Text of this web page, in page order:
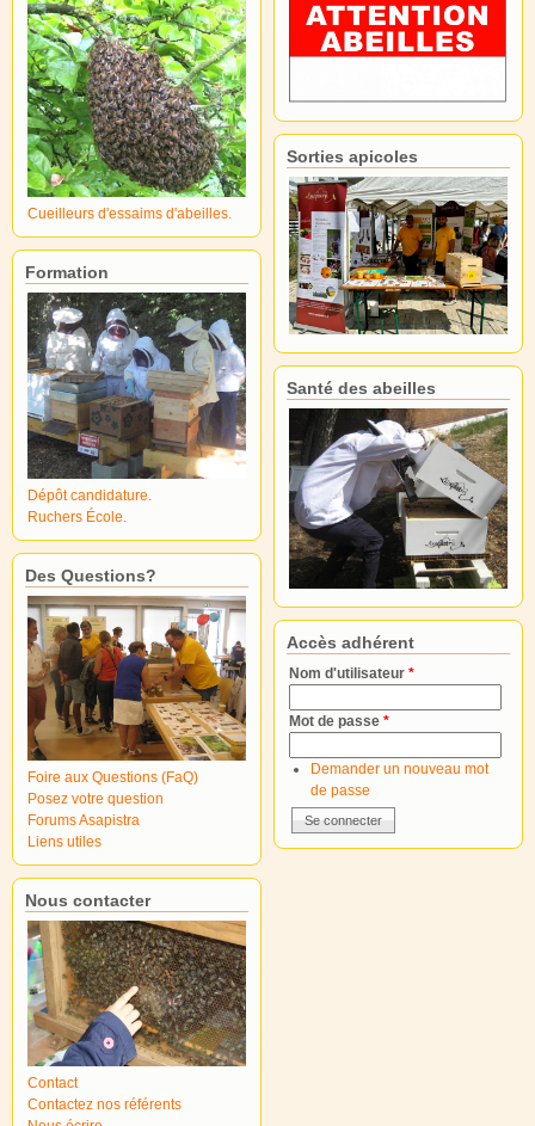
Cueilleurs d'essaims d'abeilles.
Formation
Dépôt candidature.
Ruchers École.
Des Questions?
Foire aux Questions (FaQ)
Posez votre question
Forums Asapistra
Liens utiles
Nous contacter
Contact
Contactez nos référents
Sorties apicoles
Santé des abeilles
Accès adhérent
Nom d'utilisateur *
Mot de passe *
Demander un nouveau mot
de passe